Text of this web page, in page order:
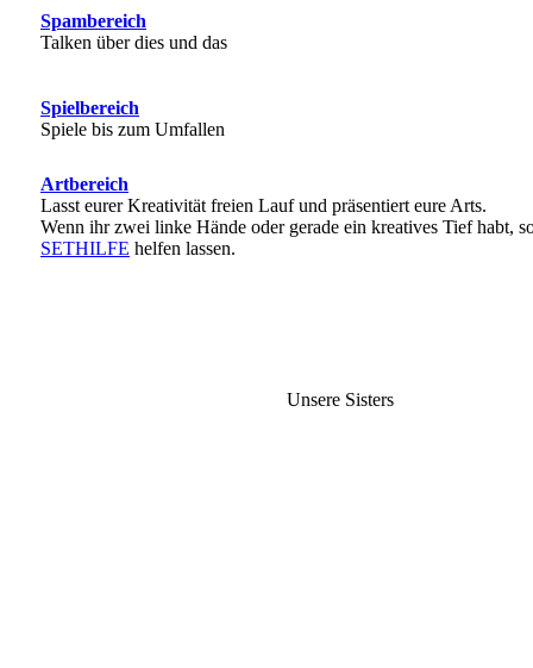
Spambereich
Talken über dies und das
Spielbereich
Spiele bis zum Umfallen
Artbereich
Lasst eurer Kreativität freien Lauf und präsentiert eure Arts.
Wenn ihr zwei linke Hände oder gerade ein kreatives Tief habt,
SETHILFE helfen lassen.
Unsere Sisters